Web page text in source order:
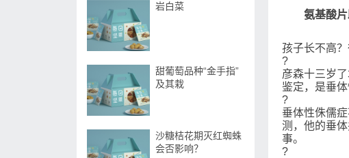
氨基酸
孩子长不高
?
彦森十三岁
鉴定，是垂
?
垂体性侏儒
测，他的垂
事。
?
岩白菜
甜葡萄品种“金手指”
及其栽
沙糖桔花期灭红蜘蛛
会否影响？